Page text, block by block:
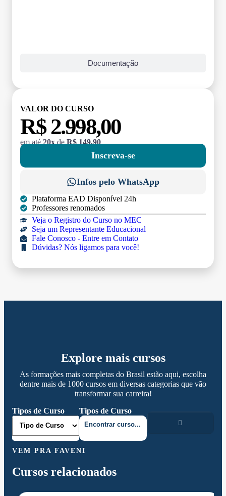
Documentação
VALOR DO CURSO
R$ 2.998,00
em até20xdeR$ 149,90
Inscreva-se
Infos pelo WhatsApp
Plataforma EAD Disponível 24h
Professores renomados
Veja o Registro do Curso no MEC
Seja um Representante Educacional
Fale Conosco - Entre em Contato
Dúvidas? Nós ligamos para você!
Explore mais cursos
As formações mais completas do Brasil estão aqui, escolha
dentre mais de 1000 cursos em diversas categorias que vão
transformar sua carreira!
Tipos de Curso
Tipos de Curso
VEM PRA FAVENI
Cursos relacionados